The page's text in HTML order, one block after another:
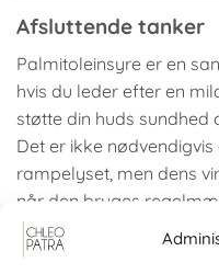
Afsluttende tanker
Palmitoleinsyre er en
hvis du leder efter en
støtte din huds sundhed
Det er ikke
rampelyset, men dens
når den bruges
fra naturlige oliekilder.